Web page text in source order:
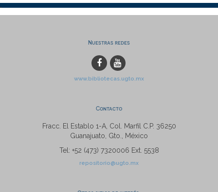
Nuestras redes
www.bibliotecas.ugto.mx
Contacto
Fracc. El Establo 1-A, Col. Marfil C.P. 36250
Guanajuato, Gto., México
Tel: +52 (473) 7320006 Ext. 5538
repositorio@ugto.mx